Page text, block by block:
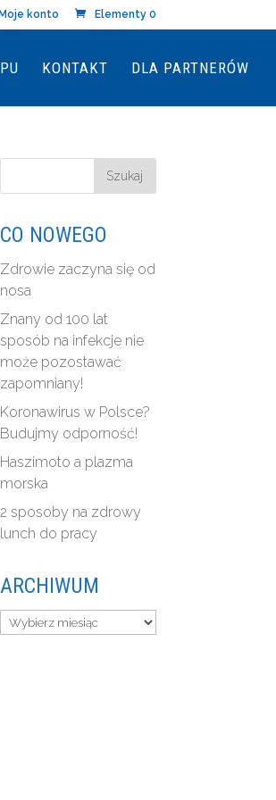
Moje konto Elementy 0
KONTAKT DLA PARTNERÓW
CO NOWEGO
Zdrowie zaczyna się od
nosa
Znany od 100 lat
sposób na infekcje nie
może pozostawać
zapomniany!
Koronawirus w Polsce?
Budujmy odporność!
Haszimoto a plazma
morska
2 sposoby na zdrowy
lunch do pracy
ARCHIWUM
Archiwum